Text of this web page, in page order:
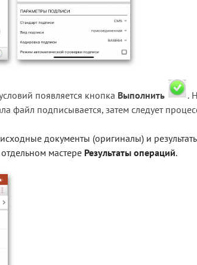
появляется кнопка Выполнить .
файл подписывается, затем следует
документы (оригиналы) и
мастере Результаты операций.